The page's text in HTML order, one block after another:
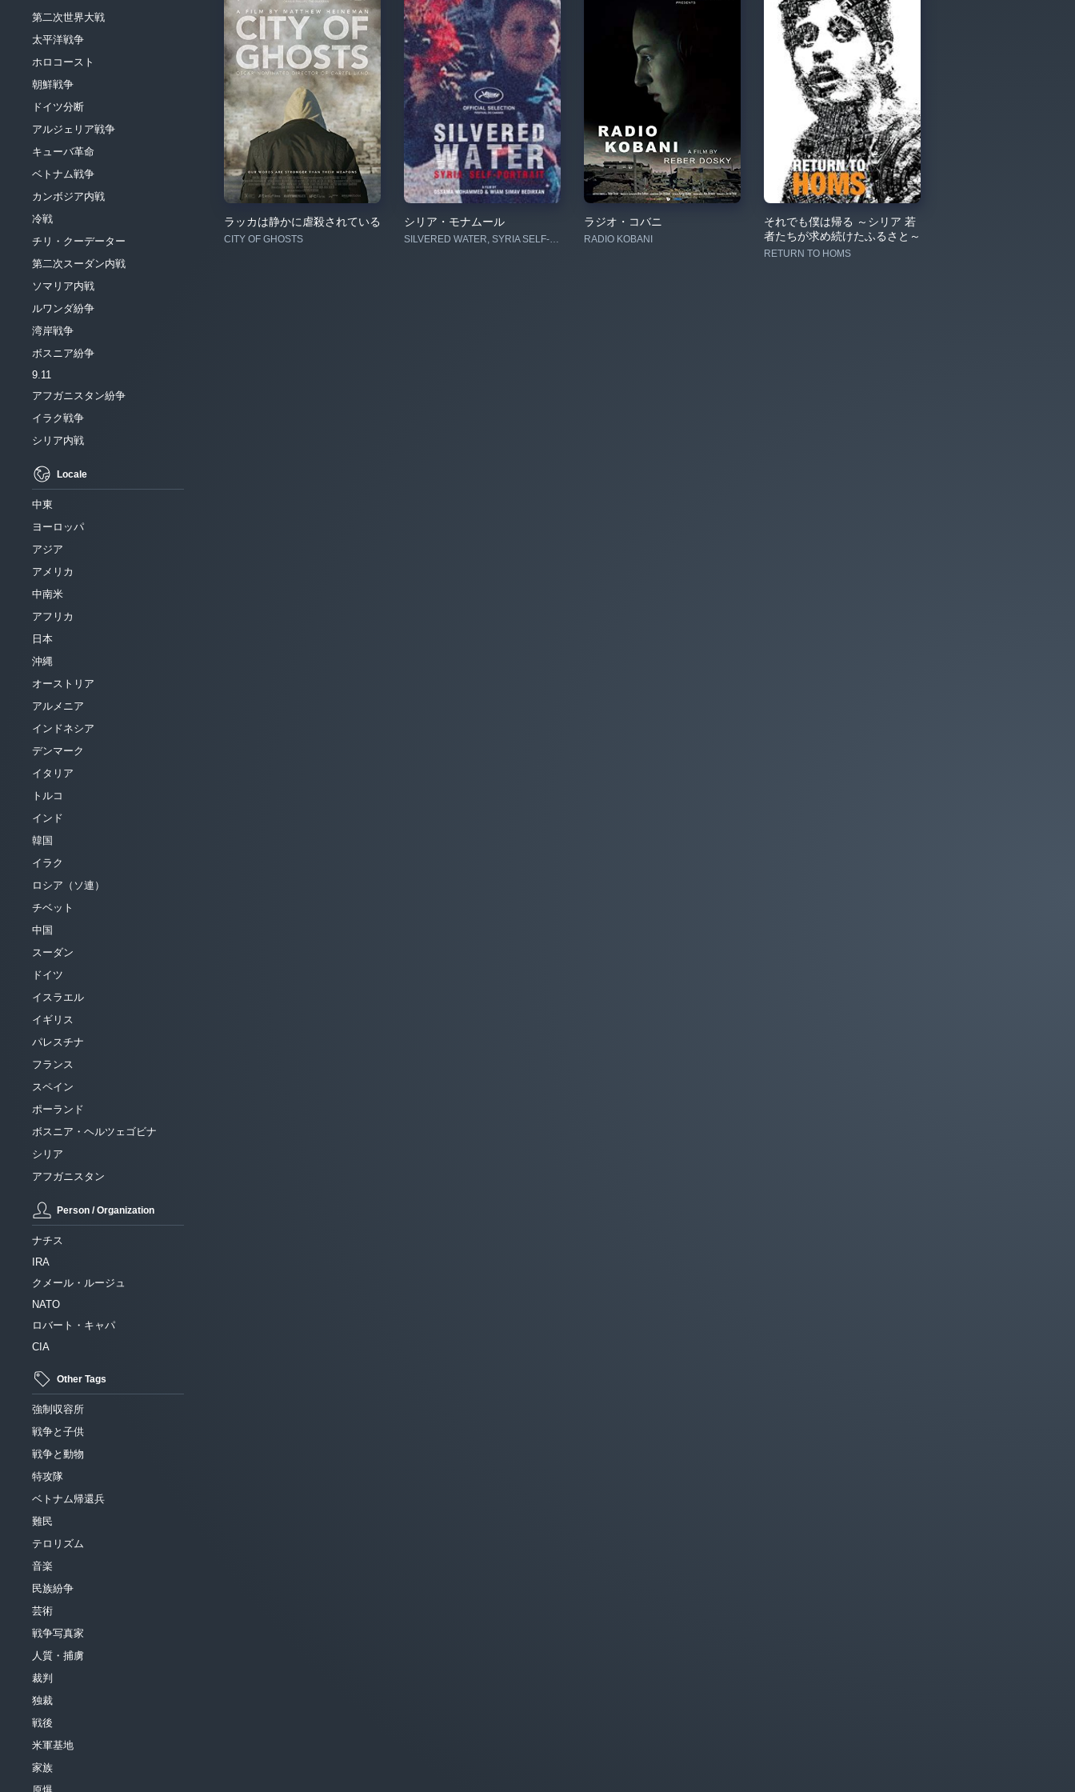
第二次世界大戦
太平洋戦争
ホロコースト
朝鮮戦争
ドイツ分断
アルジェリア戦争
キューバ革命
ベトナム戦争
カンボジア内戦
冷戦
チリ・クーデーター
第二次スーダン内戦
ソマリア内戦
ルワンダ紛争
湾岸戦争
ボスニア紛争
9.11
アフガニスタン紛争
イラク戦争
シリア内戦
Locale
中東
ヨーロッパ
アジア
アメリカ
中南米
アフリカ
日本
沖縄
オーストリア
アルメニア
インドネシア
デンマーク
イタリア
トルコ
インド
韓国
イラク
ロシア（ソ連）
チベット
中国
スーダン
ドイツ
イスラエル
イギリス
パレスチナ
フランス
スペイン
ポーランド
ボスニア・ヘルツェゴビナ
シリア
アフガニスタン
Person / Organization
ナチス
IRA
クメール・ルージュ
NATO
ロバート・キャパ
CIA
Other Tags
強制収容所
戦争と子供
戦争と動物
特攻隊
ベトナム帰還兵
難民
テロリズム
音楽
民族紛争
芸術
戦争写真家
人質・捕虜
裁判
独裁
戦後
米軍基地
家族
ラッカは静かに虐殺されている
CITY OF GHOSTS
シリア・モナムール
SILVERED WATER, SYRIA SELF-PORTRAIT
ラジオ・コバニ
RADIO KOBANI
それでも僕は帰る ～シリア 若
者たちが求め続けたふるさと～
RETURN TO HOMS